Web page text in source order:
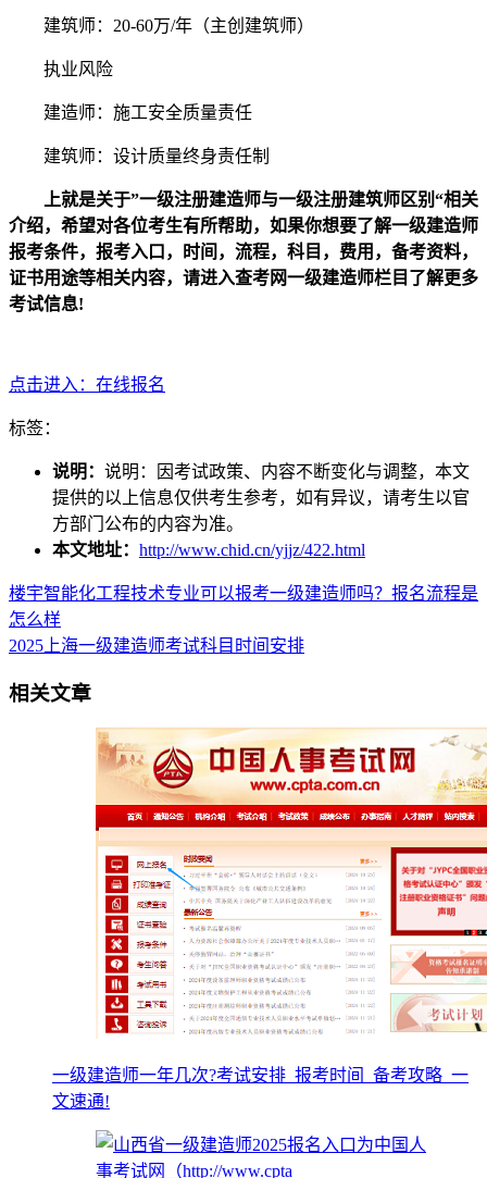
建筑师：20-60万/年（主创建筑师）
执业风险
建造师：施工安全质量责任
建筑师：设计质量终身责任制
上就是关于”一级注册建造师与一级注册建筑师区别“相关
介绍，希望对各位考生有所帮助，如果你想要了解一级建造师
报考条件，报考入口，时间，流程，科目，费用，备考资料，
证书用途等相关内容，请进入查考网一级建造师栏目了解更多
考试信息!
点击进入：在线报名
标签：
说明： 说明：因考试政策、内容不断变化与调整，本文
提供的以上信息仅供考生参考，如有异议，请考生以官
方部门公布的内容为准。
本文地址： http://www.chid.cn/yjjz/422.html
楼宇智能化工程技术专业可以报考一级建造师吗？报名流程是
怎么样
2025上海一级建造师考试科目时间安排
相关文章
一级建造师一年几次?考试安排_报考时间_备考攻略_一
文速通!